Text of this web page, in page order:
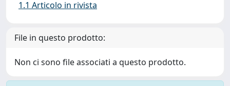
1.1 Articolo in rivista
File in questo prodotto:
Non ci sono file associati a questo prodotto.